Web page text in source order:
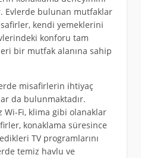
Evlerde bulunan mutfaklar
kendi yemeklerini
konforu tam
bir mutfak alanına sahip
misafirlerin ihtiyaç
da bulunmaktadır.
Wi-Fi, klima gibi olanaklar
konaklama süresince
TV programlarını
temiz havlu ve